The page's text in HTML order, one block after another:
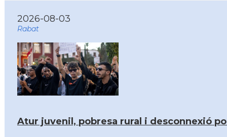
2026-08-03
Rabat
Atur juvenil, pobresa rural i desconnexió